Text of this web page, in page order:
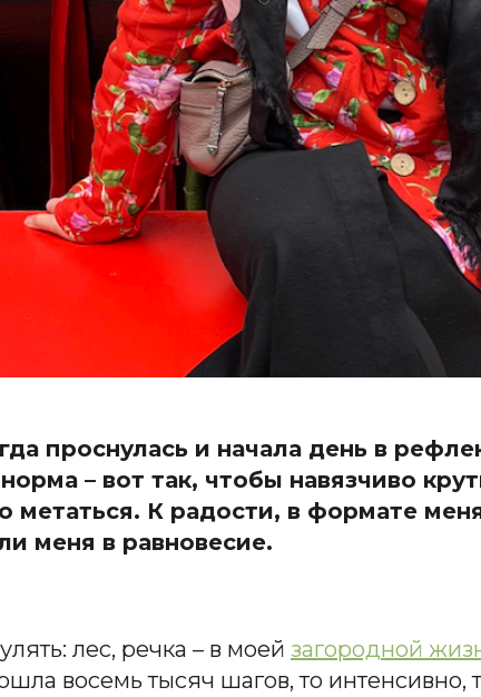
проснулась и начала день в
– вот так, чтобы навязчиво
метаться. К радости, в формате
меня в равновесие.
лес, речка – в моей загородной
восемь тысяч шагов, то